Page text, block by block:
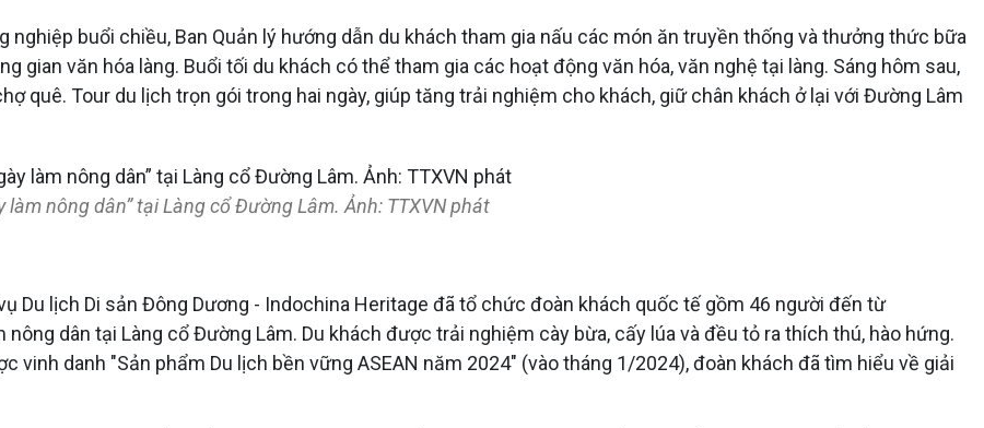
nghiệp buổi chiều, Ban Quản lý hướng dẫn du khách tham gia nấu các món ăn truyền thống và thưởng thức bữa
gian văn hóa làng. Buổi tối du khách có thể tham gia các hoạt động văn hóa, văn nghệ tại làng. Sáng hôm sau,
quê. Tour du lịch trọn gói trong hai ngày, giúp tăng trải nghiệm cho khách, giữ chân khách ở lại với Đường Lâm
nông dân” tại Làng cổ Đường Lâm. Ảnh: TTXVN phát
Du lịch Di sản Đông Dương - Indochina Heritage đã tổ chức đoàn khách quốc tế gồm 46 người đến từ
dân tại Làng cổ Đường Lâm. Du khách được trải nghiệm cày bừa, cấy lúa và đều tỏ ra thích thú, hào hứng.
danh "Sản phẩm Du lịch bền vững ASEAN năm 2024" (vào tháng 1/2024), đoàn khách đã tìm hiểu về giải